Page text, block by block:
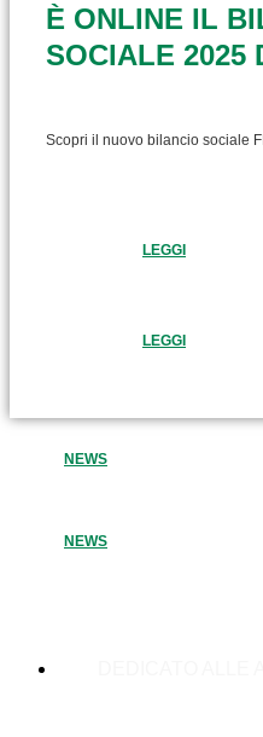
È ONLINE IL
SOCIALE 2025
Scopri il nuovo bilancio sociale
LEGGI
LEGGI
NEWS
NEWS